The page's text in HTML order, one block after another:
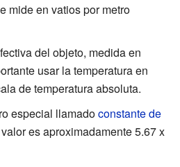
mide en vatios por metro
del objeto, medida en
usar la temperatura en
de temperatura absoluta.
especial llamadoconstante de
es aproximadamente 5.67 x